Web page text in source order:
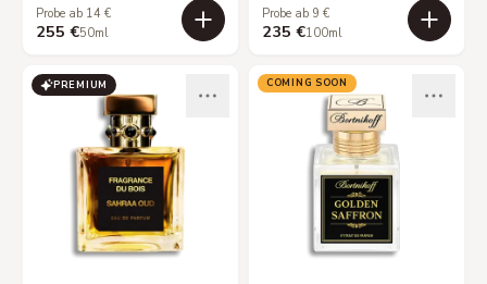
Probe ab 14 €
255 €50ml
Probe ab 9 €
235 €100ml
PREMIUM COMING SOON